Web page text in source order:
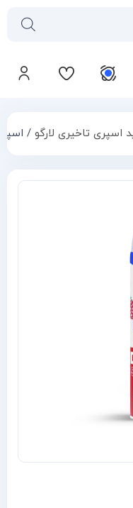
شما خالی است
اسپری تاخیری لارگو /